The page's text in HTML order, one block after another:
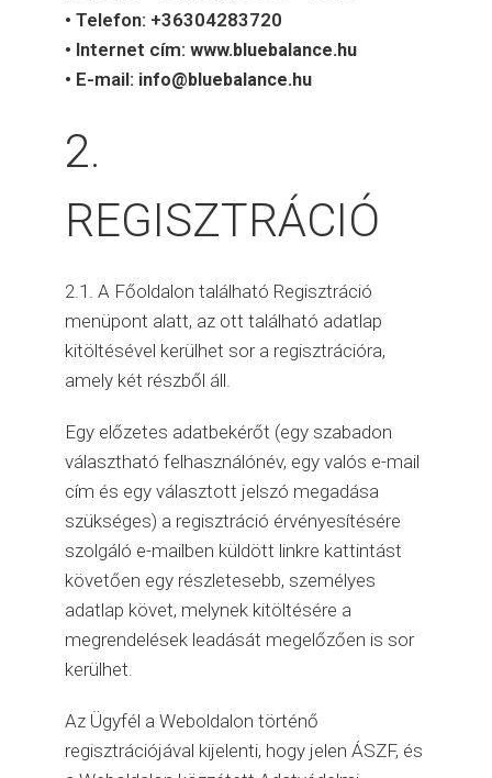
• Telefon: +36304283720
• Internet cím:www.bluebalance.hu
• E-mail: info@bluebalance.hu
2.
REGISZTRÁCIÓ
2.1. A Főoldalon található Regisztráció
menüpont alatt, az ott található adatlap
kitöltésével kerülhet sor a regisztrációra,
amely két részből áll.
Egy előzetes adatbekérőt (egy szabadon
választható felhasználónév, egy valós e-mail
cím és egy választott jelszó megadása
szükséges) a regisztráció érvényesítésére
szolgáló e-mailben küldött linkre kattintást
követően egy részletesebb, személyes
adatlap követ, melynek kitöltésére a
megrendelések leadását megelőzően is sor
kerülhet.
Az Ügyfél a Weboldalon történő
regisztrációjával kijelenti, hogy jelen ÁSZF, és